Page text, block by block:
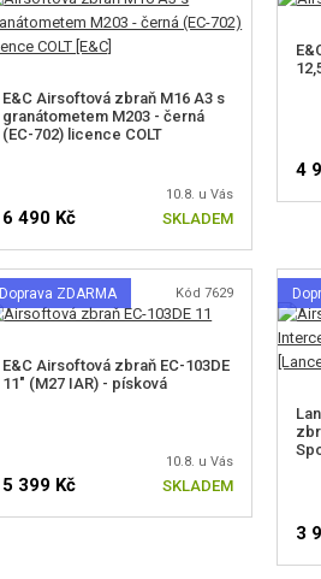
E&C Airsoftová zbraň M16 A3 s
granátometem M203 - černá
(EC-702) licence COLT
10.8. u Vás
6 490 Kč SKLADEM
4
Doprava ZDARMA Kód 7629
E&C Airsoftová zbraň EC-103DE
11" (M27 IAR) - písková
10.8. u Vás
5 399 Kč SKLADEM
3